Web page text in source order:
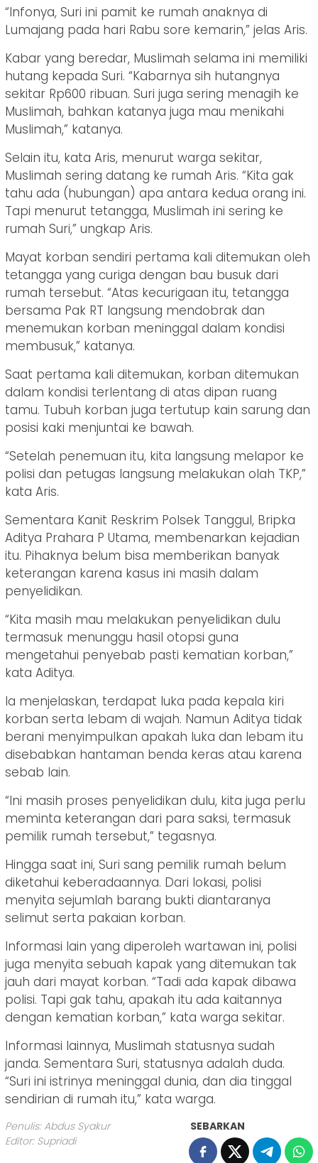
“Infonya, Suri ini pamit ke rumah anaknya di
Lumajang pada hari Rabu sore kemarin,” jelas Aris.
Kabar yang beredar, Muslimah selama ini memiliki
hutang kepada Suri. “Kabarnya sih hutangnya
sekitar Rp600 ribuan. Suri juga sering menagih ke
Muslimah, bahkan katanya juga mau menikahi
Muslimah,” katanya.
Selain itu, kata Aris, menurut warga sekitar,
Muslimah sering datang ke rumah Aris. “Kita gak
tahu ada (hubungan) apa antara kedua orang ini.
Tapi menurut tetangga, Muslimah ini sering ke
rumah Suri,” ungkap Aris.
Mayat korban sendiri pertama kali ditemukan oleh
tetangga yang curiga dengan bau busuk dari
rumah tersebut. “Atas kecurigaan itu, tetangga
bersama Pak RT langsung mendobrak dan
menemukan korban meninggal dalam kondisi
membusuk,” katanya.
Saat pertama kali ditemukan, korban ditemukan
dalam kondisi terlentang di atas dipan ruang
tamu. Tubuh korban juga tertutup kain sarung dan
posisi kaki menjuntai ke bawah.
“Setelah penemuan itu, kita langsung melapor ke
polisi dan petugas langsung melakukan olah TKP,”
kata Aris.
Sementara Kanit Reskrim Polsek Tanggul, Bripka
Aditya Prahara P Utama, membenarkan kejadian
itu. Pihaknya belum bisa memberikan banyak
keterangan karena kasus ini masih dalam
penyelidikan.
“Kita masih mau melakukan penyelidikan dulu
termasuk menunggu hasil otopsi guna
mengetahui penyebab pasti kematian korban,”
kata Aditya.
Ia menjelaskan, terdapat luka pada kepala kiri
korban serta lebam di wajah. Namun Aditya tidak
berani menyimpulkan apakah luka dan lebam itu
disebabkan hantaman benda keras atau karena
sebab lain.
“Ini masih proses penyelidikan dulu, kita juga perlu
meminta keterangan dari para saksi, termasuk
pemilik rumah tersebut,” tegasnya.
Hingga saat ini, Suri sang pemilik rumah belum
diketahui keberadaannya. Dari lokasi, polisi
menyita sejumlah barang bukti diantaranya
selimut serta pakaian korban.
Informasi lain yang diperoleh wartawan ini, polisi
juga menyita sebuah kapak yang ditemukan tak
jauh dari mayat korban. “Tadi ada kapak dibawa
polisi. Tapi gak tahu, apakah itu ada kaitannya
dengan kematian korban,” kata warga sekitar.
Informasi lainnya, Muslimah statusnya sudah
janda. Sementara Suri, statusnya adalah duda.
“Suri ini istrinya meninggal dunia, dan dia tinggal
sendirian di rumah itu,” kata warga.
Penulis: Abdus Syakur
Editor: Supriadi
SEBARKAN